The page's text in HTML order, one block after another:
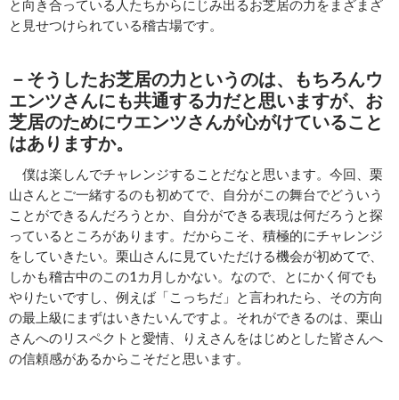
と向き合っている人たちからにじみ出るお芝居の力をまざまざ
と見せつけられている稽古場です。
－そうしたお芝居の力というのは、もちろんウ
エンツさんにも共通する力だと思いますが、お
芝居のためにウエンツさんが心がけていること
はありますか。
僕は楽しんでチャレンジすることだなと思います。今回、栗
山さんとご一緒するのも初めてで、自分がこの舞台でどういう
ことができるんだろうとか、自分ができる表現は何だろうと探
っているところがあります。だからこそ、積極的にチャレンジ
をしていきたい。栗山さんに見ていただける機会が初めてで、
しかも稽古中のこの1カ月しかない。なので、とにかく何でも
やりたいですし、例えば「こっちだ」と言われたら、その方向
の最上級にまずはいきたいんですよ。それができるのは、栗山
さんへのリスペクトと愛情、りえさんをはじめとした皆さんへ
の信頼感があるからこそだと思います。